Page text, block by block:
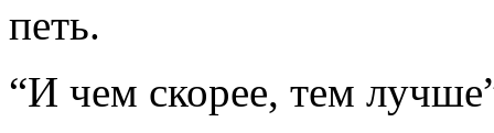
петь.
“И чем скорее, тем